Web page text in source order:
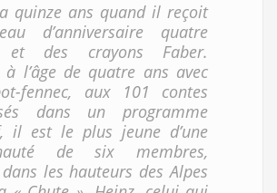
quinze ans quand il reçoit
d’an­niversaire quatre
et des crayons Faber.
à l’âge de quatre ans avec
fennec, aux 101 contes
dans un programme
il est le plus jeune d’une
de six membres,
les hauteurs des Alpes